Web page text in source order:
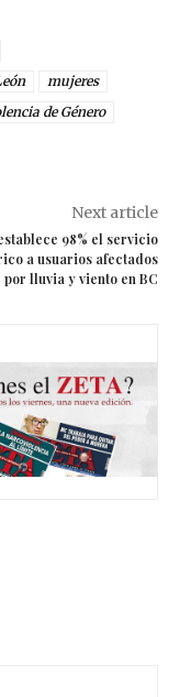
mujeres
de Género
Next article
98% el servicio
a usuarios afectados
por lluvia y viento en BC